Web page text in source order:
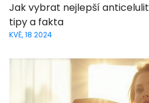
Jak vybrat nejlepší
tipy a fakta
KVĚ, 18 2024